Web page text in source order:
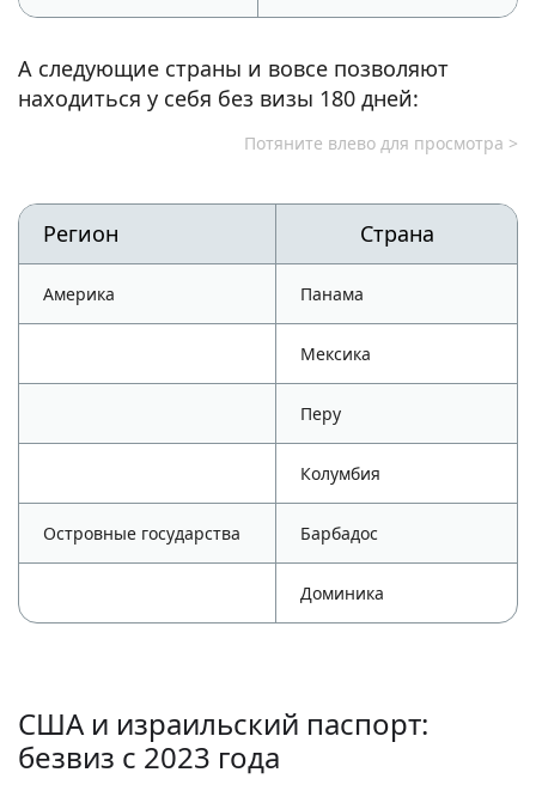
А следующие страны и вовсе позволяют
находиться у себя без визы 180 дней:
Регион Страна
Америка Панама
Мексика
Перу
Колумбия
Островные государства Барбадос
Доминика
США и израильский паспорт:
безвиз с 2023 года